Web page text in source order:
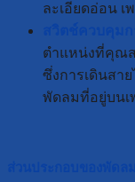
ละเอียดอ่อน เ
ตำแหน่งที่คุณ
ซึ่งการเดินสา
พัดลมที่อยู่บนเ